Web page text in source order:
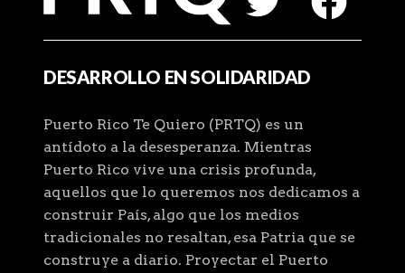
DESARROLLO EN SOLIDARIDAD
Puerto Rico Te Quiero (PRTQ) es un
antídoto a la desesperanza. Mientras
Puerto Rico vive una crisis profunda,
aquellos que lo queremos nos dedicamos a
construir País, algo que los medios
tradicionales no resaltan, esa Patria que se
construye a diario. Proyectar el Puerto